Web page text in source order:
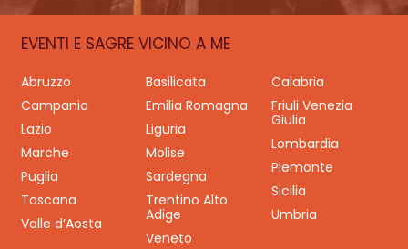
EVENTI E SAGRE VICINO A ME
Abruzzo Basilicata
Calabria
Campania
Emilia Romagna
Friuli Venezia
Giulia
Lazio
Liguria
Lombardia
Marche
Molise
Piemonte
Puglia
Sardegna
Sicilia
Toscana
Trentino Alto
Adige
Umbria
Valle d’Aosta
Veneto